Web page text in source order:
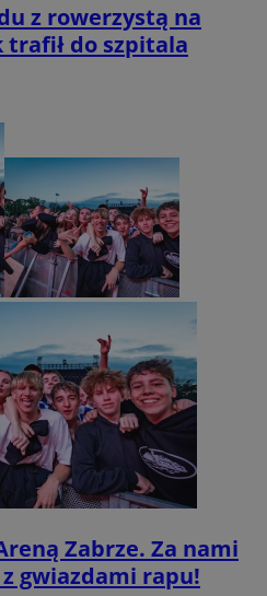
z rowerzystą na
trafił do szpitala
Zabrze. Za nami
gwiazdami rapu!